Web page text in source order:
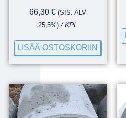
66,30€ (SIS. ALV
25,5%)/ KPL
LISÄÄ OSTOSKORIIN